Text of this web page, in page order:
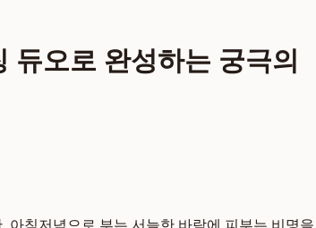
듀오로 완성하는 궁극의